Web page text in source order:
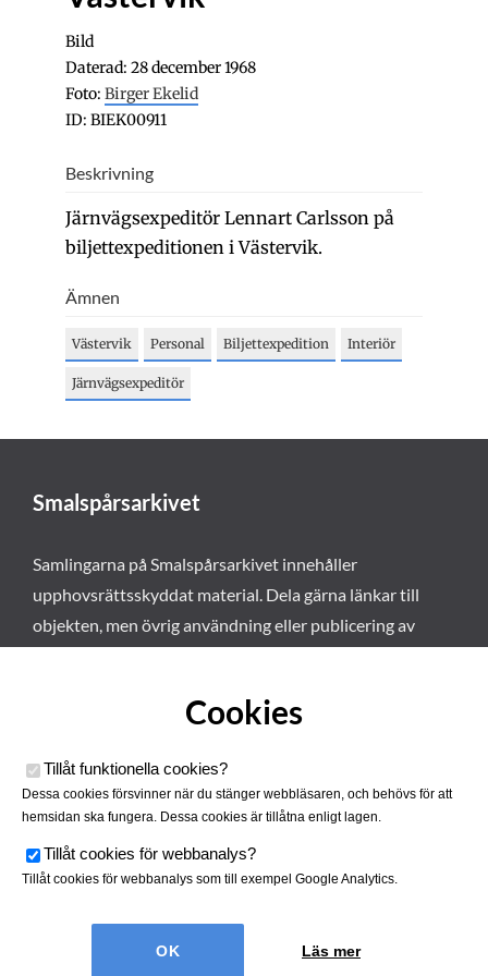
Bild
Daterad: 28 december 1968
Foto: Birger Ekelid
ID: BIEK00911
Beskrivning
Järnvägsexpeditör Lennart Carlsson på
biljettexpeditionen i Västervik.
Ämnen
Västervik Personal Biljettexpedition Interiör
Järnvägsexpeditör
Smalspårsarkivet
Samlingarna på Smalspårsarkivet innehåller
upphovsrättsskyddat material. Dela gärna länkar till
objekten, men övrig användning eller publicering av
Smalspårsarkivet drivs av
Tjustbygdens Järnvägsförening
Cookies
Tillåt funktionella cookies?
Dessa cookies försvinner när du stänger webbläsaren, och behövs för att
hemsidan ska fungera. Dessa cookies är tillåtna enligt lagen.
Tillåt cookies för webbanalys?
Tillåt cookies för webbanalys som till exempel Google Analytics.
Läs mer